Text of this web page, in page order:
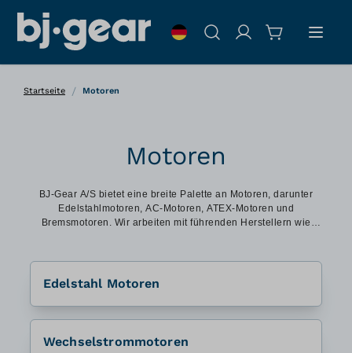
Suche
Startseite / Motoren
Motoren
BJ-Gear A/S bietet eine breite Palette an Motoren, darunter
Edelstahlmotoren, AC-Motoren, ATEX-Motoren und
Bremsmotoren. Wir arbeiten mit führenden Herstellern wie
Edelstahl Motoren
Wechselstrommotoren